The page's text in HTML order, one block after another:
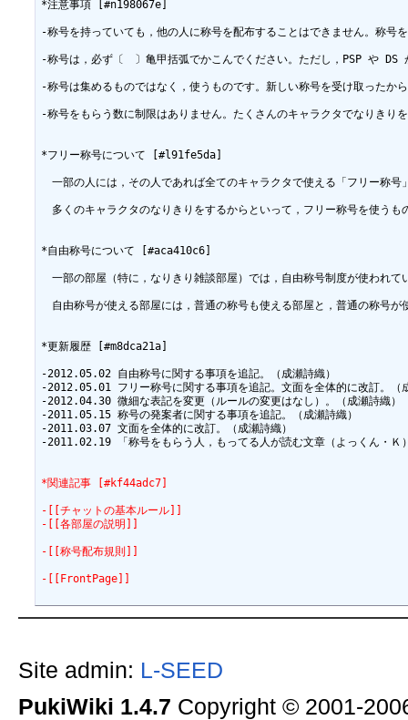
*注意事項 [#n198067e]
-称号を持っていても，他の人に称号を配布することはできません。称号
-称号は，必ず〔　〕亀甲括弧でかこんでください。ただし，PSP や
-称号は集めるものではなく，使うものです。新しい称号を受け取ったか
-称号をもらう数に制限はありません。たくさんのキャラクタでなりきり
*フリー称号について [#l91fe5da]
一部の人には，その人であれば全てのキャラクタで使える「フリー称
多くのキャラクタのなりきりをするからといって，フリー称号を使う
*自由称号について [#aca410c6]
一部の部屋（特に，なりきり雑談部屋）では，自由称号制度が使われ
自由称号が使える部屋には，普通の称号も使える部屋と，普通の称号
*更新履歴 [#m8dca21a]
-2012.05.02 自由称号に関する事項を追記。（成瀬詩織）
-2012.05.01 フリー称号に関する事項を追記。文面を全体的に改訂。（
-2012.04.30 微細な表記を変更（ルールの変更はなし）。（成瀬詩織）
-2011.05.15 称号の発案者に関する事項を追記。（成瀬詩織）
-2011.03.07 文面を全体的に改訂。（成瀬詩織）
-2011.02.19 「称号をもらう人，もってる人が読む文章（よっくん・Ｋ
*関連記事 [#kf44adc7]
-[[チャットの基本ルール]]
-[[各部屋の説明]]
-[[称号配布規則]]
-[[FrontPage]]
Site admin: L-SEED
PukiWiki 1.4.7 Copyright © 2001-